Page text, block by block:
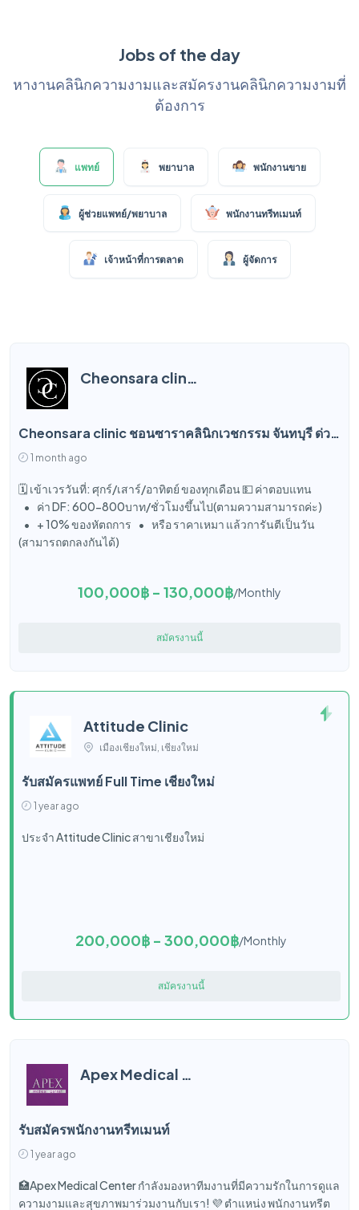
Jobs of the day
หางานคลินิกความงามและสมัครงานคลินิกความงามที่
ต้องการ
แพทย์ พยาบาล พนักงานขาย
ผู้ช่วยแพทย์/พยาบาล พนักงานทรีทเมนท์
เจ้าหน้าที่การตลาด ผู้จัดการ
Cheonsara clinic ชอนซาราคลินิกเวชกรรม
Cheonsara clinic ชอนซาราคลินิกเวชกรรม จันทบุรี ด่วน! เปิดรับสมัคร แพทย์ผู้เชี่ยวชาญด้านผิวพรรณ (Aesthetic Doctor)
1 month ago
🗓️ เข้าเวรวันที่: ศุกร์/เสาร์/อาทิตย์ ของทุกเดือน 💵 ค่าตอบแทน
• ค่า DF: 600-800บาท/ชั่วโมงขึ้นไป(ตามความสามารถค่ะ)
• + 10% ของหัตถการ • หรือ ราคาเหมา แล้วการันตีเป็นวัน
(สามารถตกลงกันได้)
100,000฿ - 130,000฿/Monthly
สมัครงานนี้
Attitude Clinic
เมืองเชียงใหม่, เชียงใหม่
รับสมัครแพทย์ Full Time เชียงใหม่
1 year ago
ประจำ Attitude Clinic สาขาเชียงใหม่
200,000฿ - 300,000฿/Monthly
สมัครงานนี้
Apex Medical Center
รับสมัครพนักงานทรีทเมนท์
1 year ago
🏥Apex Medical Center กำลังมองหาทีมงานที่มีความรักในการดูแล
ความงามและสุขภาพมาร่วมงานกับเรา! 💜 ตำแหน่ง พนักงานทรีต